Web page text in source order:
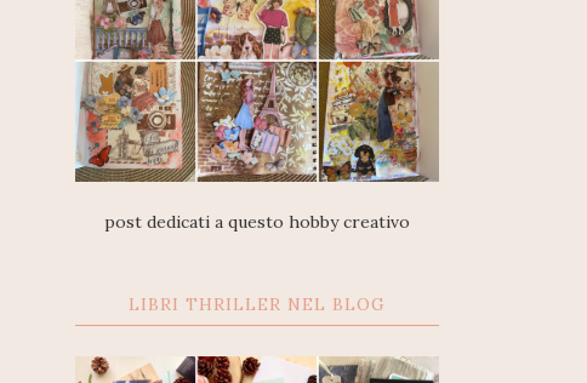
post dedicati a questo hobby creativo
LIBRI THRILLER NEL BLOG